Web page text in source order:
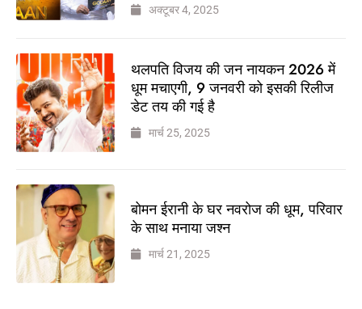
अक्टूबर 4, 2025
थलपति विजय की जन नायकन 2026 में
धूम मचाएगी, 9 जनवरी को इसकी रिलीज
डेट तय की गई है
मार्च 25, 2025
बोमन ईरानी के घर नवरोज की धूम, परिवार
के साथ मनाया जश्न
मार्च 21, 2025